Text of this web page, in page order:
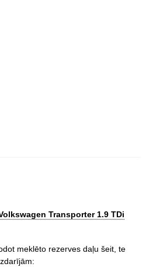
Transporter 1.9 TDi
meklēto rezerves daļu šeit, te